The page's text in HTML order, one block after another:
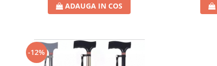
ADAUGA IN COS
-12%